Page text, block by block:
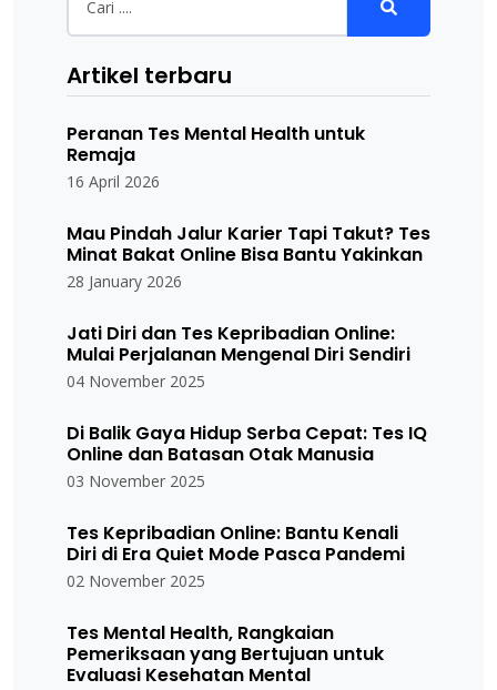
Artikel terbaru
Peranan Tes Mental Health untuk
Remaja
16 April 2026
Mau Pindah Jalur Karier Tapi Takut? Tes
Minat Bakat Online Bisa Bantu Yakinkan
28 January 2026
Jati Diri dan Tes Kepribadian Online:
Mulai Perjalanan Mengenal Diri Sendiri
04 November 2025
Di Balik Gaya Hidup Serba Cepat: Tes IQ
Online dan Batasan Otak Manusia
03 November 2025
Tes Kepribadian Online: Bantu Kenali
Diri di Era Quiet Mode Pasca Pandemi
02 November 2025
Tes Mental Health, Rangkaian
Pemeriksaan yang Bertujuan untuk
Evaluasi Kesehatan Mental